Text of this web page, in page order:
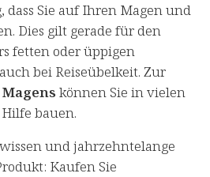
dass Sie auf Ihren Magen und
Dies gilt gerade für den
fetten oder üppigen
bei Reiseübelkeit. Zur
können Sie in vielen
bauen.
und jahrzehntelange
Kaufen Sie